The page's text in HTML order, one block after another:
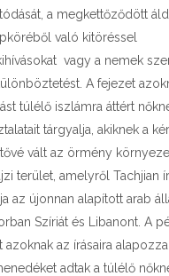
a megkettőződött
való kitöréssel
vagy a nemek
A fejezet
túlélő iszlámra áttért
tárgyalja, akiknek a
vált az örmény
terület, amelyről Tachjian
az újonnan alapított arab
Szíriát és Libanont. A
azoknak az írásaira
adtak a túlélő